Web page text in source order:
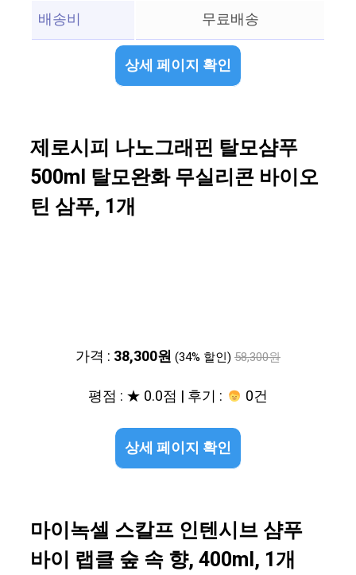
배송비
무료배송
상세 페이지 확인
제로시피 나노그래핀 탈모샴푸
500ml 탈모완화 무실리콘 바이오
틴 삼푸, 1개
가격 : 38,300원 (34% 할인) 58,300원
평점 : ★ 0.0점 | 후기 : 0건
상세 페이지 확인
마이녹셀 스칼프 인텐시브 샴푸
바이 랩클 숲 속 향, 400ml, 1개